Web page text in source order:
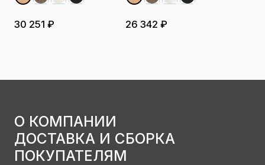
30 251 ₽ 26 342 ₽
О КОМПАНИИ
ДОСТАВКА И СБОРКА
ПОКУПАТЕЛЯМ